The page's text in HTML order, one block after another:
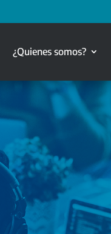
¿Quienes somos?